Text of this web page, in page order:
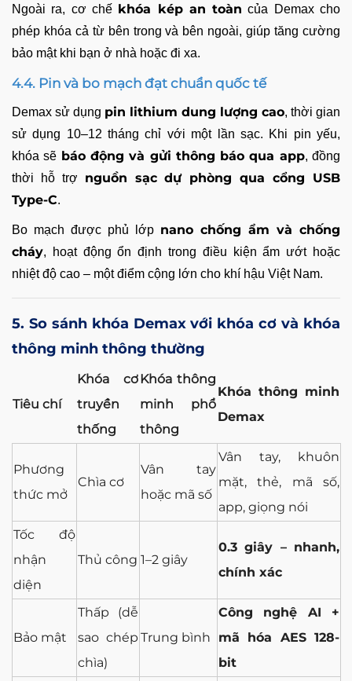
Ngoài ra, cơ chế khóa kép an toàn của Demax cho
phép khóa cả từ bên trong và bên ngoài, giúp tăng cường
bảo mật khi bạn ở nhà hoặc đi xa.
4.4. Pin và bo mạch đạt chuẩn quốc tế
Demax sử dụng pin lithium dung lượng cao, thời gian
sử dụng 10–12 tháng chỉ với một lần sạc. Khi pin yếu,
khóa sẽ báo động và gửi thông báo qua app, đồng
thời hỗ trợ nguồn sạc dự phòng qua cổng USB
Type-C.
Bo mạch được phủ lớp nano chống ẩm và chống
cháy, hoạt động ổn định trong điều kiện ẩm ướt hoặc
nhiệt độ cao – một điểm cộng lớn cho khí hậu Việt Nam.
5. So sánh khóa Demax với khóa cơ và khóa
thông minh thông thường
Tiêu chí
Khóa cơ
truyền
thống
Khóa thông
minh phổ
thông
Khóa thông minh
Demax
Phương
thức mở
Chìa cơ
Vân tay
hoặc mã số
Vân tay, khuôn
mặt, thẻ, mã số,
app, giọng nói
Tốc độ
nhận
diện
Thủ công 1–2 giây
0.3 giây – nhanh,
chính xác
Bảo mật
Thấp (dễ
sao chép
chìa)
Trung bình
Công nghệ AI +
mã hóa AES 128-
bit